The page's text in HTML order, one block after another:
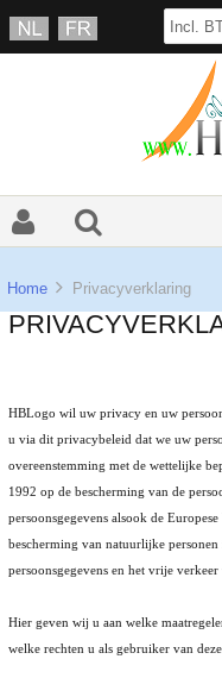
Home Privacyverklaring
HBLogo wil uw privacy en uw
u via dit privacybeleid dat we uw
overeenstemming met de wettelijke
1992 op de bescherming van de
persoonsgegevens alsook de
bescherming van natuurlijke
persoonsgegevens en het vrije verkeer
Hier geven wij u aan welke
welke rechten u als gebruiker van